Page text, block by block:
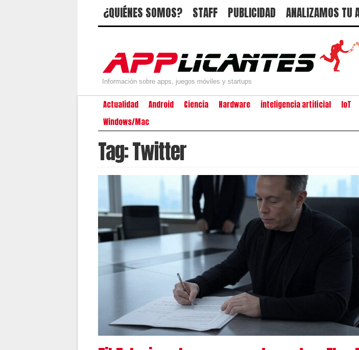
¿QUIÉNES SOMOS? STAFF PUBLICIDAD ANALIZAMOS TU
Información sobre apps, juegos móviles y startups
Actualidad Android Ciencia Hardware inteligencia artificial IoT
Windows/Mac
Tag: Twitter